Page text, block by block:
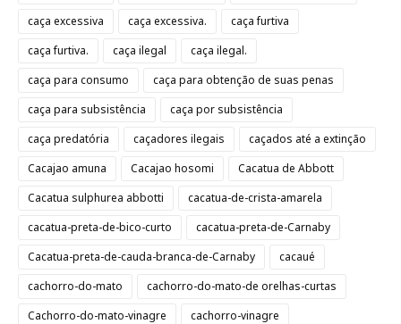
caça excessiva
caça excessiva.
caça furtiva
caça furtiva.
caça ilegal
caça ilegal.
caça para consumo
caça para obtenção de suas penas
caça para subsistência
caça por subsistência
caça predatória
caçadores ilegais
caçados até a extinção
Cacajao amuna
Cacajao hosomi
Cacatua de Abbott
Cacatua sulphurea abbotti
cacatua-de-crista-amarela
cacatua-preta-de-bico-curto
cacatua-preta-de-Carnaby
Cacatua-preta-de-cauda-branca-de-Carnaby
cacaué
cachorro-do-mato
cachorro-do-mato-de orelhas-curtas
Cachorro-do-mato-vinagre
cachorro-vinagre